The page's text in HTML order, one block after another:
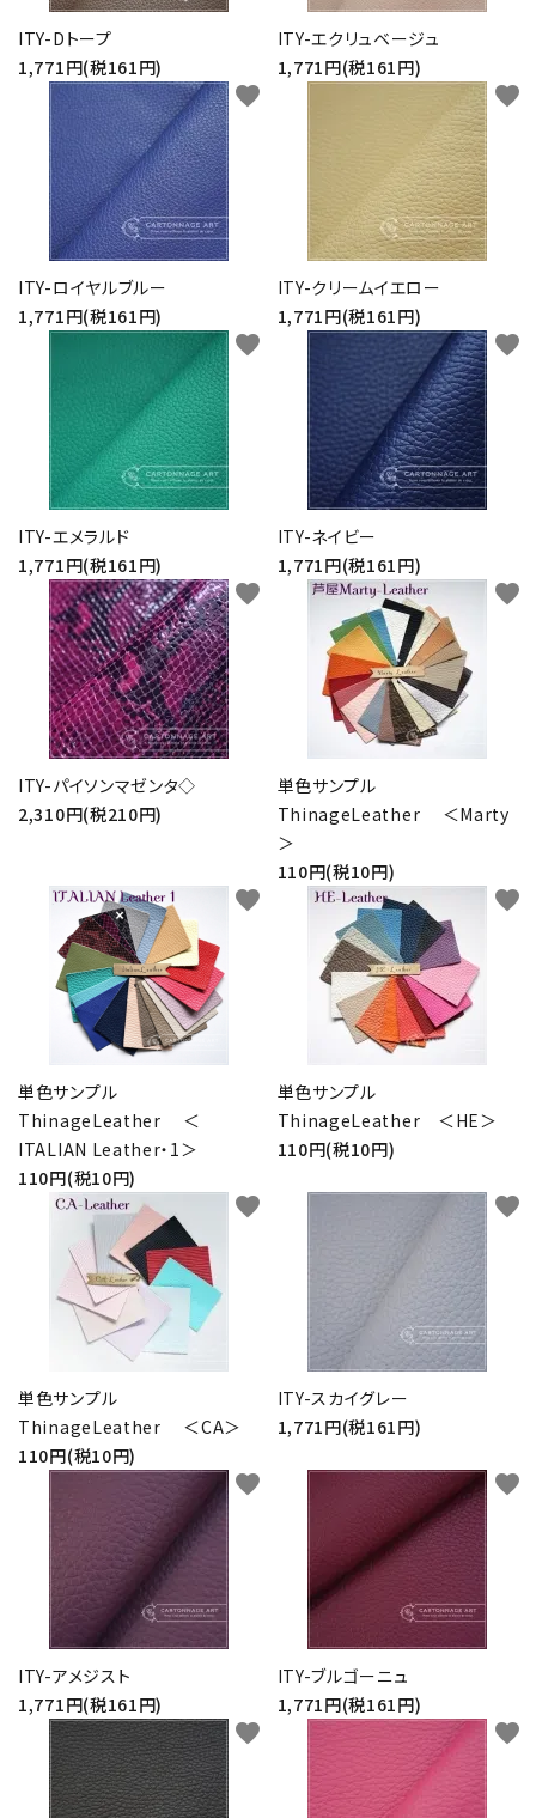
ITY-Dトープ
1,771円(税161円)
ITY-エクリュベージュ
1,771円(税161円)
ITY-ロイヤルブルー
1,771円(税161円)
favorite
ITY-クリームイエロー
1,771円(税161円)
favorite
ITY-エメラルド
1,771円(税161円)
favorite
ITY-ネイビー
1,771円(税161円)
favorite
ITY-パイソンマゼンタ◇
2,310円(税210円)
favorite
単色サンプル
ThinageLeather ＜Marty
＞
110円(税10円)
favorite
単色サンプル
ThinageLeather ＜
ITALIAN Leather・1＞
110円(税10円)
favorite
単色サンプル
ThinageLeather ＜HE＞
110円(税10円)
favorite
単色サンプル
ThinageLeather ＜CA＞
110円(税10円)
favorite
ITY-スカイグレー
1,771円(税161円)
favorite
ITY-アメジスト
1,771円(税161円)
favorite
ITY-ブルゴーニュ
1,771円(税161円)
favorite
favorite favorite